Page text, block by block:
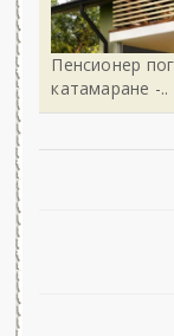
Пенсионер
катамаране -..